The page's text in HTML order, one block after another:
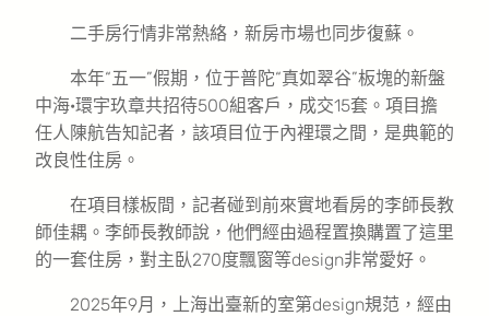
二手房行情非常熱絡，新房市場也同步復蘇。
本年“五一”假期，位于普陀“真如翠谷”板塊的新盤
中海·環宇玖章共招待500組客戶，成交15套。項目擔
任人陳航告知記者，該項目位于內裡環之間，是典範的
改良性住房。
在項目樣板間，記者碰到前來實地看房的李師長教
師佳耦。李師長教師說，他們經由過程置換購置了這里
的一套住房，對主臥270度飄窗等design非常愛好。
2025年9月，上海出臺新的室第design規范，經由